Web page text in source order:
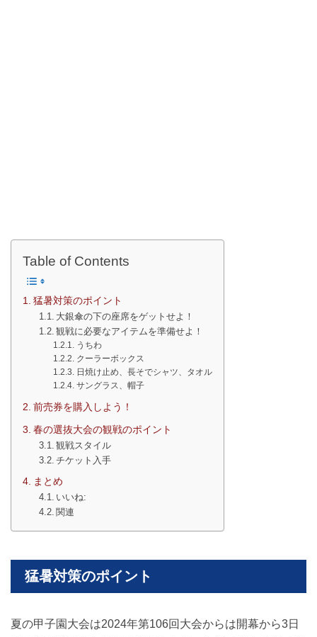
Table of Contents
猛暑対策のポイント
大銀傘の下の座席をゲットせよ！
観戦に必要なアイテムを準備せよ！
うちわ
クーラーボックス
日焼け止め、長そでシャツ、タオル
サングラス、帽子
前売券を購入しよう！
春の選抜大会の観戦のポイント
観戦スタイル
チケット入手
まとめ
いいね:
関連
猛暑対策のポイント
夏の甲子園大会は2024年第106回大会からは開幕から3日